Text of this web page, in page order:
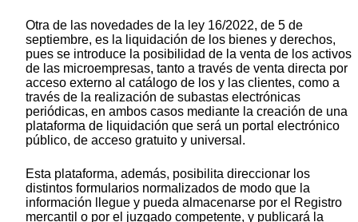
Otra de las novedades de la ley 16/2022, de 5 de
septiembre, es la liquidación de los bienes y derechos,
pues se introduce la posibilidad de la venta de los activos
de las microempresas, tanto a través de venta directa por
acceso externo al catálogo de los y las clientes, como a
través de la realización de subastas electrónicas
periódicas, en ambos casos mediante la creación de una
plataforma de liquidación que será un portal electrónico
público, de acceso gratuito y universal.
Esta plataforma, además, posibilita direccionar los
distintos formularios normalizados de modo que la
información llegue y pueda almacenarse por el Registro
mercantil o por el juzgado competente, y publicará la